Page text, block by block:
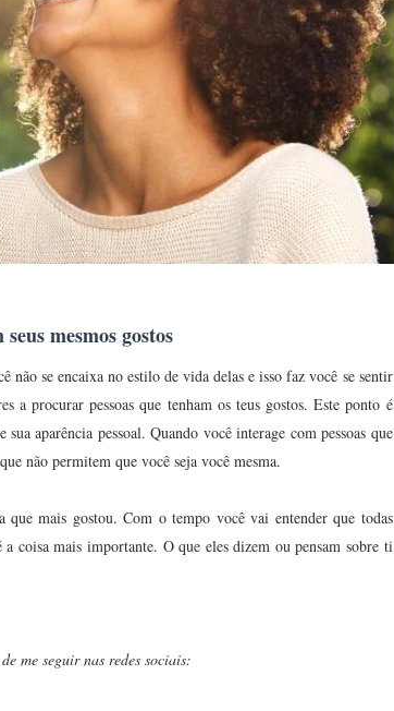
mesmos gostos
não se encaixa no estilo de vida delas e isso faz você se sentir
a procurar pessoas que tenham os teus gostos. Este ponto é
aparência pessoal. Quando você interage com pessoas que
não permitem que você seja você mesma.
que mais gostou. Com o tempo você vai entender que todas
coisa mais importante. O que eles dizem ou pensam sobre ti
me seguir nas redes sociais: